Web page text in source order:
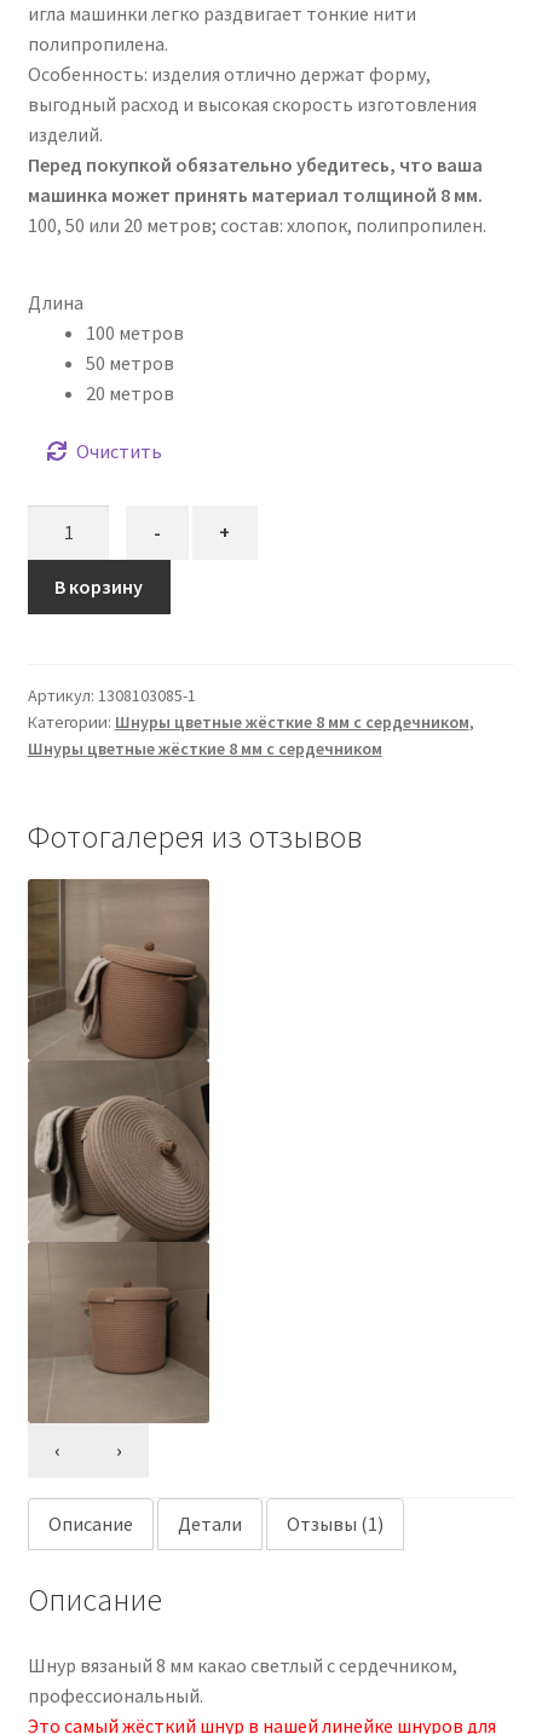
игла машинки легко раздвигает тонкие нити
полипропилена.
Особенность: изделия отлично держат форму,
выгодный расход и высокая скорость изготовления
изделий.
Перед покупкой обязательно убедитесь, что ваша
машинка может принять материал толщиной 8 мм.
100, 50 или 20 метров; состав: хлопок, полипропилен.
Длина
100 метров
50 метров
20 метров
Очистить
Шнур
вязаный
мм
какао
светлый
- +
В корзину
Артикул: 1308103085-1
Категории: Шнуры цветные жёсткие 8 мм с сердечником,
Шнуры цветные жёсткие 8 мм с сердечником
Фотогалерея из отзывов
‹ ›
Описание Детали Отзывы (1)
Описание
Шнур вязаный 8 мм какао светлый с сердечником,
профессиональный.
Это самый жёсткий шнур в нашей линейке шнуров для